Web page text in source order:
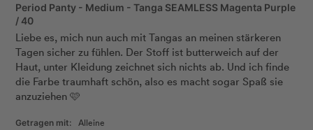
Period Panty - Medium - Tanga SEAMLESS Magenta Purple
/ 40
Liebe es, mich nun auch mit Tangas an meinen stärkeren
Tagen sicher zu fühlen. Der Stoff ist butterweich auf der
Haut, unter Kleidung zeichnet sich nichts ab. Und ich finde
die Farbe traumhaft schön, also es macht sogar Spaß sie
anzuziehen 🩷
Getragen mit: Alleine